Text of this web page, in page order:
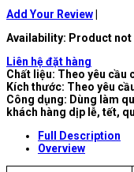
Add Your Review|
Availability: Product
Liên hệ đặt hàng
Chất liệu: Theo yêu cầu
Kích thước: Theo yêu
Công dụng: Dùng làm
khách hàng dịp lễ, tết,
Full Description
Overview